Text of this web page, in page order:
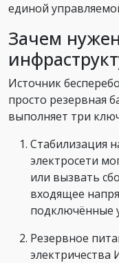
единой
Зачем
Источник
просто резервная
выполняет три
Стабилизация
электросети
или вызвать
входящее
подключённые
Резервное
электричества